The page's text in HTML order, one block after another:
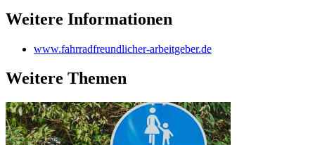
Weitere Informationen
www.fahrradfreundlicher-arbeitgeber.de
Weitere Themen